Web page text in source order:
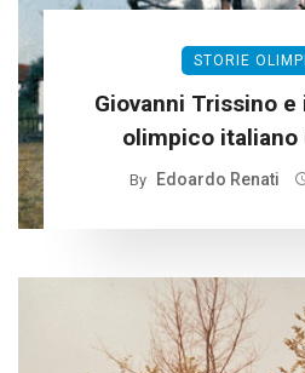
STORIE
Giovanni Trissino
olimpico italiano
By Edoardo Renati